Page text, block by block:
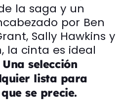
la saga y un
por Ben
Sally Hawkins y
la cinta es ideal
Una selección
lista para
se precie.